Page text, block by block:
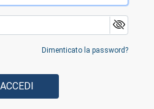
Dimenticato la password?